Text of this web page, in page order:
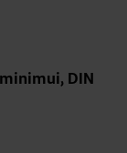
DIN